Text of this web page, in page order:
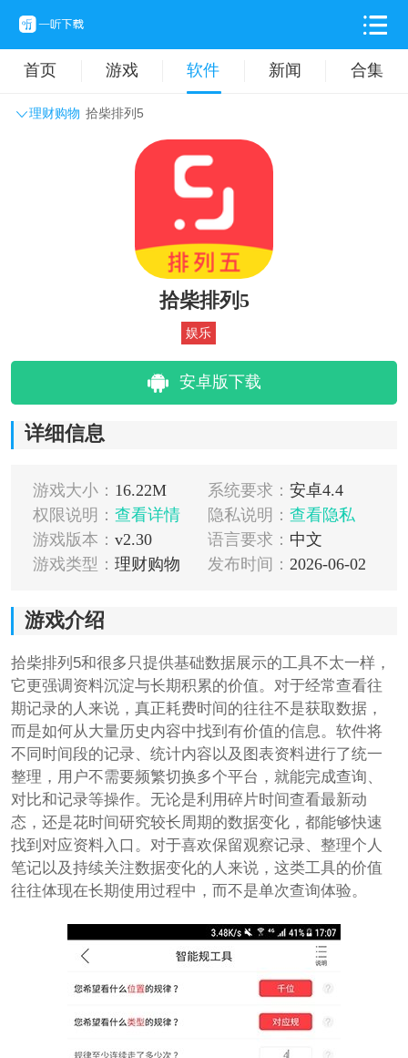
首页 游戏 软件 新闻 合集
理财购物 拾柴排列5
主题壁纸 旅游出行
拍摄美化 时尚购物
拾柴排列5
娱乐
安卓版下载
详细信息
游戏大小： 16.22M 系统要求： 安卓4.4
权限说明： 查看详情 隐私说明： 查看隐私
游戏版本： v2.30 语言要求： 中文
游戏类型： 理财购物 发布时间： 2026-06-02
游戏介绍
拾柴排列5和很多只提供基础数据展示的工具不太一样，
它更强调资料沉淀与长期积累的价值。对于经常查看往
期记录的人来说，真正耗费时间的往往不是获取数据，
而是如何从大量历史内容中找到有价值的信息。软件将
不同时间段的记录、统计内容以及图表资料进行了统一
整理，用户不需要频繁切换多个平台，就能完成查询、
对比和记录等操作。无论是利用碎片时间查看最新动
态，还是花时间研究较长周期的数据变化，都能够快速
找到对应资料入口。对于喜欢保留观察记录、整理个人
笔记以及持续关注数据变化的人来说，这类工具的价值
往往体现在长期使用过程中，而不是单次查询体验。